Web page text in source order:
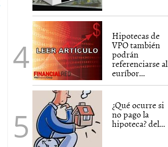
Hipotecas de
VPO también
podrán
referenciarse al
euríbor...
¿Qué ocurre si
no pago la
hipoteca? del...